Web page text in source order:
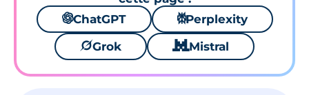
🌌ChatGPT ⚙Perplexity
🪐Grok 🐱 Mistral